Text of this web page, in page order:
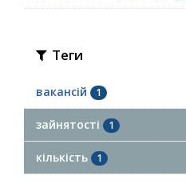
Теги
вакансій 1
зайнятості 1
кількість 1